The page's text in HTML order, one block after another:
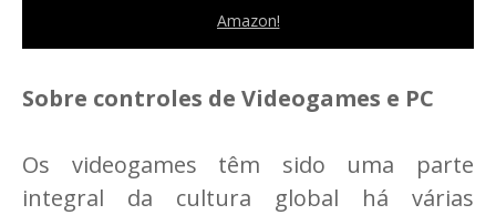
Amazon!
Sobre controles de Videogames e PC
Os videogames têm sido uma parte
integral da cultura global há várias